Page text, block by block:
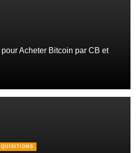
Acheter Bitcoin par CB et